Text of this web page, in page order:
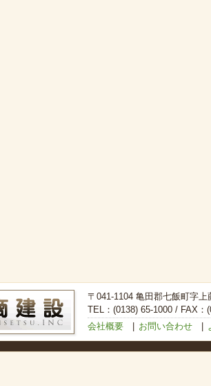
〒041-1104 亀田郡七飯町字上
TEL：(0138) 65-1000 / FAX：
会社概要| お問い合わせ|